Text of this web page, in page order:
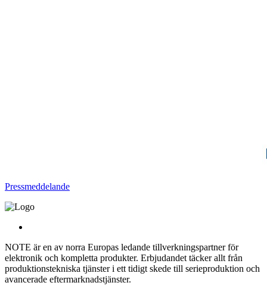
Pressmeddelande
NOTE är en av norra Europas ledande tillverkningspartner för
elektronik och kompletta produkter. Erbjudandet täcker allt från
produktionstekniska tjänster i ett tidigt skede till serieproduktion och
avancerade eftermarknadstjänster.